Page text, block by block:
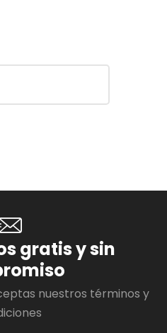
gratis y sin
nuestros términos y